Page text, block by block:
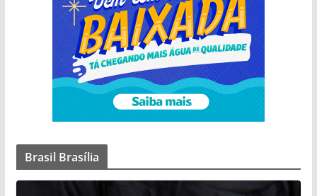
Brasil Brasília